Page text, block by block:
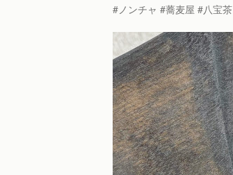
#ノンチャ #蕎麦屋 #八宝茶